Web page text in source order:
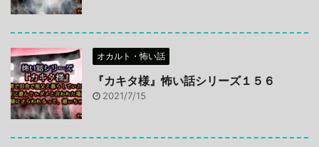
オカルト・怖い話
『カキタ様』怖い話シリーズ１５６
2021/7/15